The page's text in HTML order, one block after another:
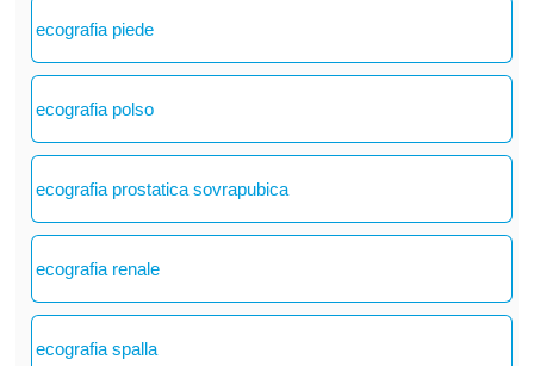
ecografia piede
ecografia polso
ecografia prostatica sovrapubica
ecografia renale
ecografia spalla